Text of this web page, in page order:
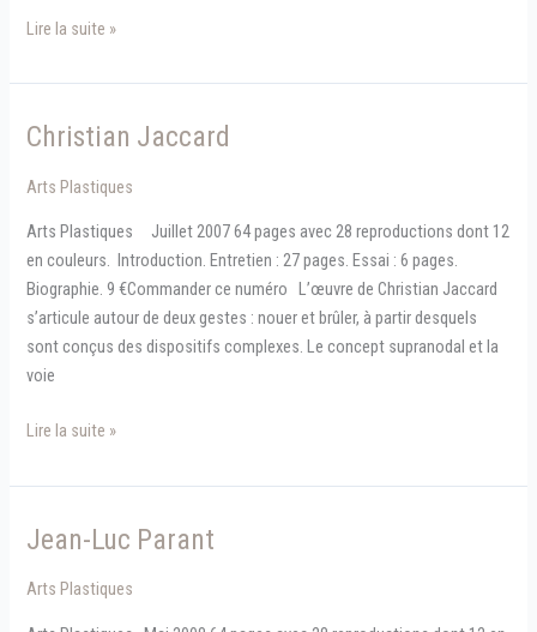
Riwan
Lire la suite »
Christian Jaccard
Arts Plastiques
Arts Plastiques Juillet 2007 64 pages avec 28 reproductions dont 12
en couleurs. Introduction. Entretien : 27 pages. Essai : 6 pages.
Biographie. 9 €Commander ce numéro L’œuvre de Christian Jaccard
s’articule autour de deux gestes : nouer et brûler, à partir desquels
sont conçus des dispositifs complexes. Le concept supranodal et la
voie
Christian
Lire la suite »
Jean-Luc Parant
Arts Plastiques